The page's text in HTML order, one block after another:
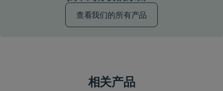
查看我们的所有产品
相关产品